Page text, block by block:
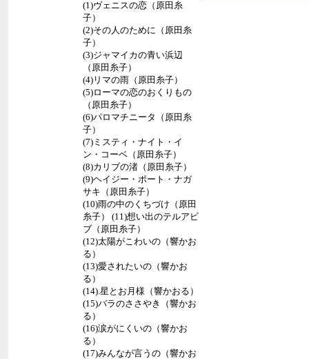
(1)ヴェニスの恋（原田糸
子）
(2)その人のために（原田糸
子）
(3)ジャマイカの青い浜辺
（原田糸子）
(4)リマの雨（原田糸子）
(5)ローマの恋のおくりもの
（原田糸子）
(6)パロマチニータ（原田糸
子）
(7)ミスティ・ナイト・イ
ン・コーベ（原田糸子）
(8)カリブの渚（原田糸子）
(9)ヘイジー・ポート・ナガ
サキ（原田糸子）
(10)雨の中のくちづけ（原田
糸子） (11)想い出のテルアビ
ブ（原田糸子）
(12)太陽がこわいの（響かお
る）
(13)愛されたいの（響かお
る）
(14).星とお月様（響かおる）
(15)バラのささやき（響かお
る）
(16)涙がにくいの（響かお
る）
(17)みんなが言うの（響かお